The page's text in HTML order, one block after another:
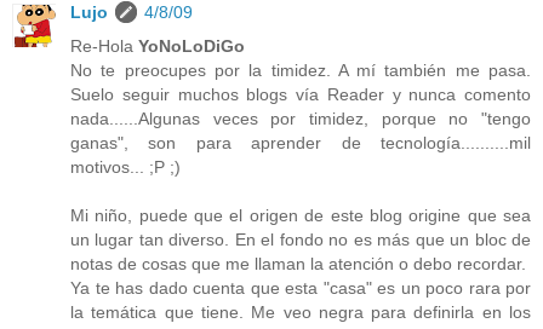
Lujo
4/8/09
Re-Hola YoNoLoDiGo
No te preocupes por la timidez. A mí también me pasa.
Suelo seguir muchos blogs vía Reader y nunca comento
nada......Algunas veces por timidez, porque no "tengo
ganas", son para aprender de tecnología..........mil
motivos... ;P ;)
Mi niño, puede que el origen de este blog origine que sea
un lugar tan diverso. En el fondo no es más que un bloc de
notas de cosas que me llaman la atención o debo recordar.
Ya te has dado cuenta que esta "casa" es un poco rara por
la temática que tiene. Me veo negra para definirla en los